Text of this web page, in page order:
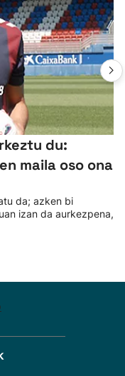
du:
maila oso ona
da; azken bi
izan da aurkezpena,